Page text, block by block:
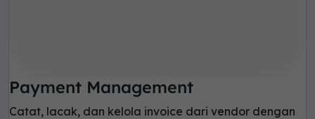
Payment Management
Catat, lacak, dan kelola invoice dari vendor dengan